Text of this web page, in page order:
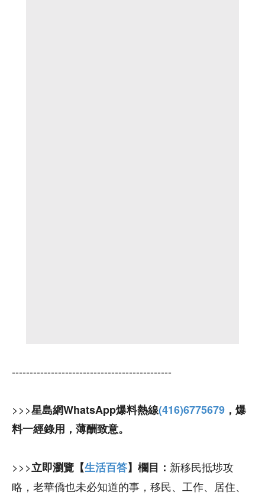
---------------------------------------------
>>>星島網WhatsApp爆料熱線(416)6775679 ，爆
料一經錄用，薄酬致意。
>>>立即瀏覽【生活百答】欄目： 新移民抵埗攻
略，老華僑也未必知道的事，移民、工作、居住、